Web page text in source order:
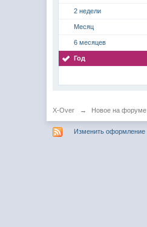
2 недели
Месяц
6 месяцев
Год
X-Over → Новое на форуме
Изменить оформление